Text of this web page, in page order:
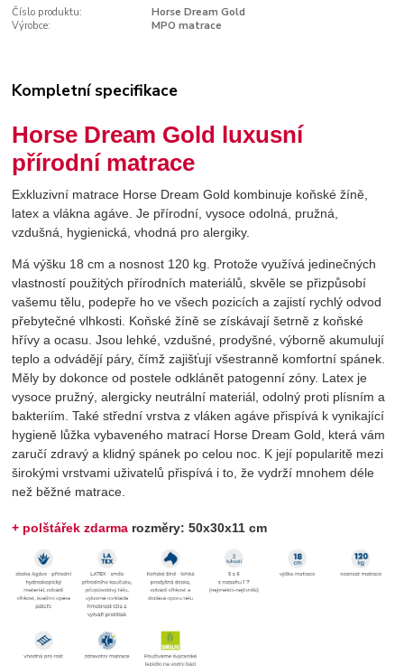
Číslo produktu:
Horse Dream Gold
Výrobce:
MPO matrace
Kompletní specifikace
Horse Dream Gold luxusní
přírodní matrace
Exkluzivní matrace Horse Dream Gold kombinuje koňské žíně,
latex a vlákna agáve. Je přírodní, vysoce odolná, pružná,
vzdušná, hygienická, vhodná pro alergiky.
Má výšku 18 cm a nosnost 120 kg. Protože využívá jedinečných
vlastností použitých přírodních materiálů, skvěle se přizpůsobí
vašemu tělu, podepře ho ve všech pozicích a zajistí rychlý odvod
přebytečné vlhkosti. Koňské žíně se získávají šetrně z koňské
hřívy a ocasu. Jsou lehké, vzdušné, prodyšné, výborně akumulují
teplo a odvádějí páry, čímž zajišťují všestranně komfortní spánek.
Měly by dokonce od postele odklánět patogenní zóny. Latex je
vysoce pružný, alergicky neutrální materiál, odolný proti plísním a
bakteriím. Také střední vrstva z vláken agáve přispívá k vynikající
hygieně lůžka vybaveného matrací Horse Dream Gold, která vám
zaručí zdravý a klidný spánek po celou noc. K její popularitě mezi
širokými vrstvami uživatelů přispívá i to, že vydrží mnohem déle
než běžné matrace.
+ polštářek zdarma rozměry: 50x30x11 cm